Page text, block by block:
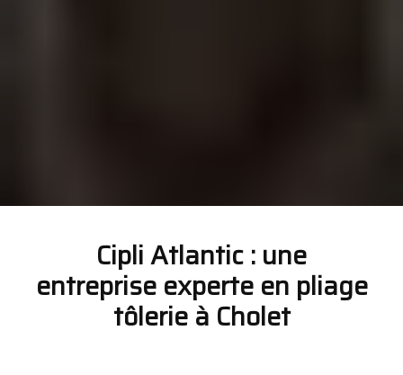
Cipli Atlantic : une
entreprise experte en pliage
tôlerie à Cholet